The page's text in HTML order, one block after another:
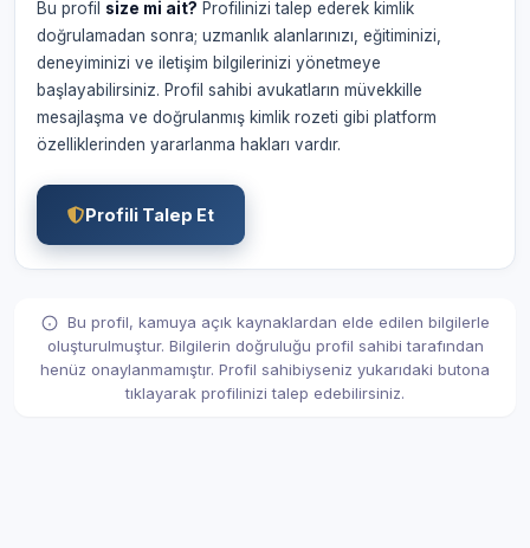
Bu profil size mi ait? Profilinizi talep ederek kimlik
doğrulamadan sonra; uzmanlık alanlarınızı, eğitiminizi,
deneyiminizi ve iletişim bilgilerinizi yönetmeye
başlayabilirsiniz. Profil sahibi avukatların müvekkille
mesajlaşma ve doğrulanmış kimlik rozeti gibi platform
özelliklerinden yararlanma hakları vardır.
Profili Talep Et
Bu profil, kamuya açık kaynaklardan elde edilen bilgilerle
oluşturulmuştur. Bilgilerin doğruluğu profil sahibi tarafından
henüz onaylanmamıştır. Profil sahibiyseniz yukarıdaki butona
tıklayarak profilinizi talep edebilirsiniz.